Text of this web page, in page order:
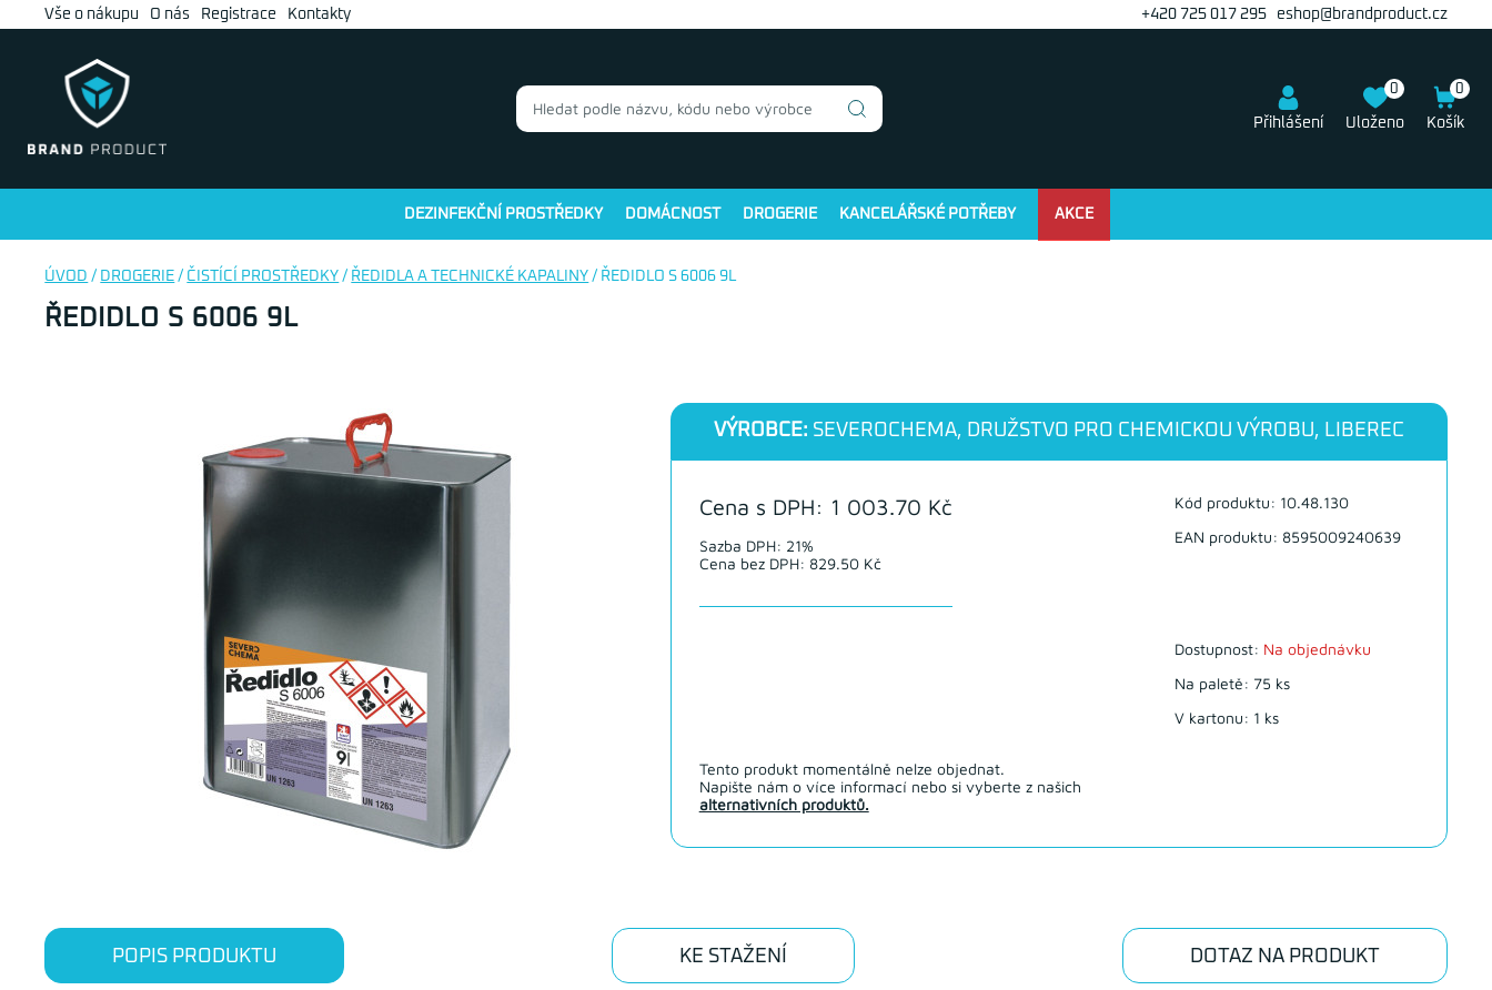
Vše o nákupu O nás Registrace Kontakty +420 725 017 295 eshop@brandproduct.cz
Přihlášení Uloženo
0 0
Košík
DEZINFEKČNÍ PROSTŘEDKY DOMÁCNOST DROGERIE KANCELÁŘSKÉ POTŘEBY AKCE
ÚVOD / DROGERIE / ČISTÍCÍ PROSTŘEDKY / ŘEDIDLA A TECHNICKÉ KAPALINY / ŘEDIDLO S 6006 9L
ŘEDIDLO S 6006 9L
VÝROBCE: SEVEROCHEMA, DRUŽSTVO PRO CHEMICKOU VÝROBU, LIBEREC
Cena s DPH: 1 003.70 Kč
Sazba DPH: 21%
Cena bez DPH: 829.50 Kč
Kód produktu: 10.48.130
EAN produktu: 8595009240639
Dostupnost: Na objednávku
Na paletě: 75 ks
V kartonu: 1 ks
Tento produkt momentálně nelze objednat.
Napište nám o více informací nebo si vyberte z našich
alternativních produktů.
POPIS PRODUKTU KE STAŽENÍ DOTAZ NA PRODUKT